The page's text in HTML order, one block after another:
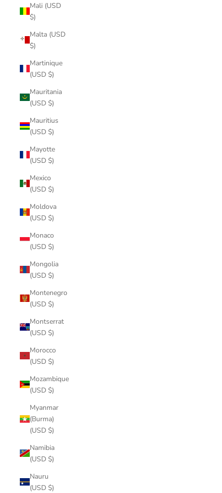
Mali (USD
$)
Malta (USD
$)
Martinique
(USD $)
Mauritania
(USD $)
Mauritius
(USD $)
Mayotte
(USD $)
Mexico
(USD $)
Moldova
(USD $)
Monaco
(USD $)
Mongolia
(USD $)
Montenegro
(USD $)
Montserrat
(USD $)
Morocco
(USD $)
Mozambique
(USD $)
Myanmar
(Burma)
(USD $)
Namibia
(USD $)
Nauru
(USD $)